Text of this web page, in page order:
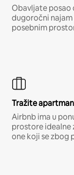
Obavljate posao
dugoročni
posebnim
Tražite
Airbnb ima u
prostore idealne
one koji se zbog